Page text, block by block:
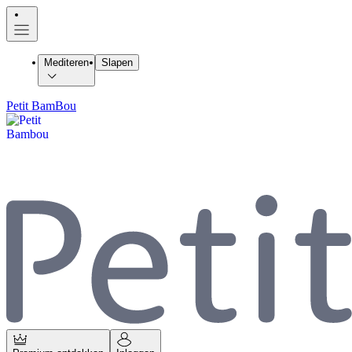
Mediteren Slapen
Petit BamBou